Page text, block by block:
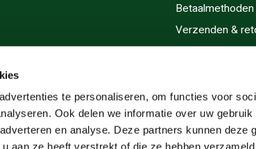
te personaliseren, om functies voor
Ook delen we informatie over uw
en analyse. Deze partners kunnen deze
aan ze heeft verstrekt of die ze hebben
Betaalmethoden
Verzenden &
Contact/
Cadeaubonnen
Inlijsten
Servicegebieden